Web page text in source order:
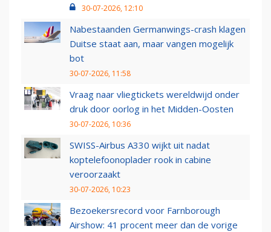
30-07-2026, 12:10
Nabestaanden Germanwings-crash klagen
Duitse staat aan, maar vangen mogelijk
bot
30-07-2026, 11:58
Vraag naar vliegtickets wereldwijd onder
druk door oorlog in het Midden-Oosten
30-07-2026, 10:36
SWISS-Airbus A330 wijkt uit nadat
koptelefoonoplader rook in cabine
veroorzaakt
30-07-2026, 10:23
Bezoekersrecord voor Farnborough
Airshow: 41 procent meer dan de vorige